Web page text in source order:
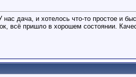
нас дача, и хотелось что-то простое и
пришло в хорошем состоянии.